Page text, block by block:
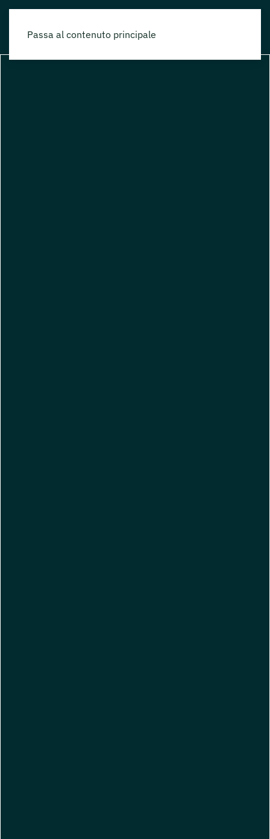
Passa al contenuto principale